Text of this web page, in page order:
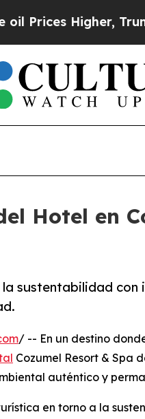
Higher, Trump
Hotel en
la sustentabilidad con
/ -- En un destino
Cozumel Resort & Spa
auténtico y
en torno a la